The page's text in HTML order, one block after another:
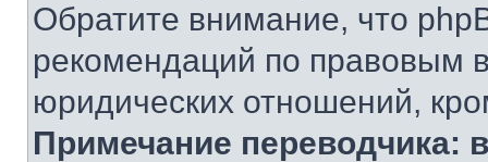
Обратите внимание, что
рекомендаций по правовым
юридических отношений,
Примечание переводчика: